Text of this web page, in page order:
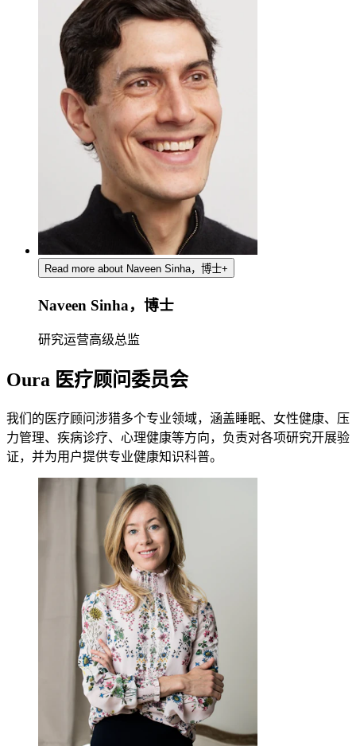
Read more about Naveen Sinha，博士+
Naveen Sinha，博士
研究运营高级总监
Oura 医疗顾问委员会
我们的医疗顾问涉猎多个专业领域，涵盖睡眠、女性健康、压
力管理、疾病诊疗、心理健康等方向，负责对各项研究开展验
证，并为用户提供专业健康知识科普。